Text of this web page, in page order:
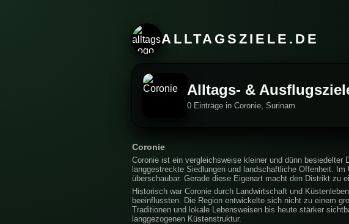
ALLTAGSZIELE.DE
Alltags- &
0 Einträge in Coronie, Surinam
Coronie
Coronie ist ein vergleichsweise kleiner und dünn
langgestreckte Siedlungen und landschaftliche Offenheit.
überschaubar. Gerade diese Eigenart macht den Distrikt zu
Historisch war Coronie durch Landwirtschaft und
beeinflussten. Die Region entwickelte sich nicht zu einem
Traditionen und lokale Lebensweisen bis heute stärker
langgezogenen Küstenstruktur.